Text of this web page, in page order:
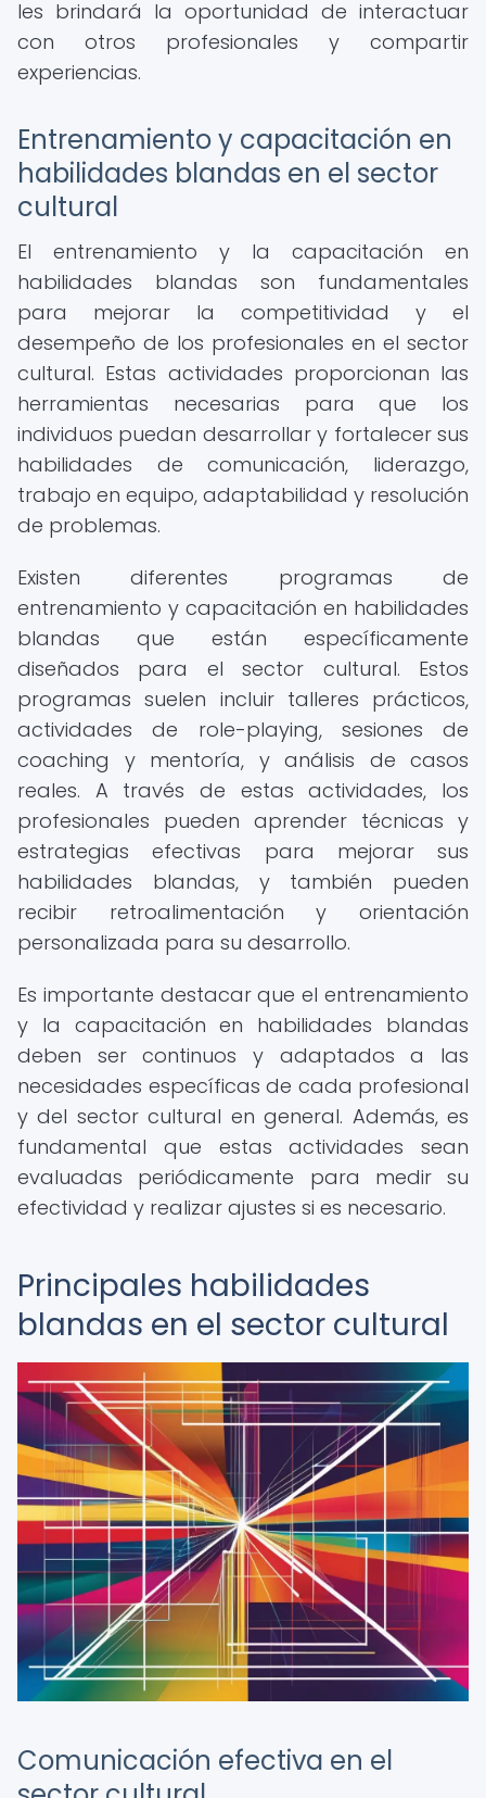
les brindará la oportunidad de interactuar
con otros profesionales y compartir
experiencias.
Entrenamiento y capacitación en
habilidades blandas en el sector
cultural
El entrenamiento y la capacitación en
habilidades blandas son fundamentales
para mejorar la competitividad y el
desempeño de los profesionales en el sector
cultural. Estas actividades proporcionan las
herramientas necesarias para que los
individuos puedan desarrollar y fortalecer sus
habilidades de comunicación, liderazgo,
trabajo en equipo, adaptabilidad y resolución
de problemas.
Existen diferentes programas de
entrenamiento y capacitación en habilidades
blandas que están específicamente
diseñados para el sector cultural. Estos
programas suelen incluir talleres prácticos,
actividades de role-playing, sesiones de
coaching y mentoría, y análisis de casos
reales. A través de estas actividades, los
profesionales pueden aprender técnicas y
estrategias efectivas para mejorar sus
habilidades blandas, y también pueden
recibir retroalimentación y orientación
personalizada para su desarrollo.
Es importante destacar que el entrenamiento
y la capacitación en habilidades blandas
deben ser continuos y adaptados a las
necesidades específicas de cada profesional
y del sector cultural en general. Además, es
fundamental que estas actividades sean
evaluadas periódicamente para medir su
efectividad y realizar ajustes si es necesario.
Principales habilidades
blandas en el sector cultural
Comunicación efectiva en el